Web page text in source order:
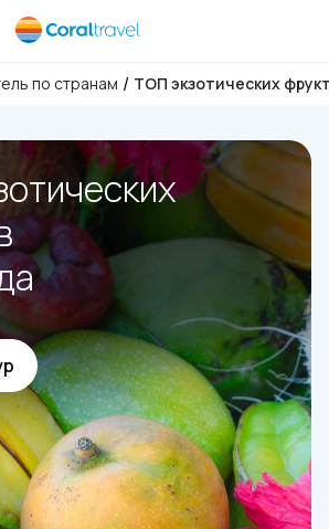
по странам / ТОП экзотических